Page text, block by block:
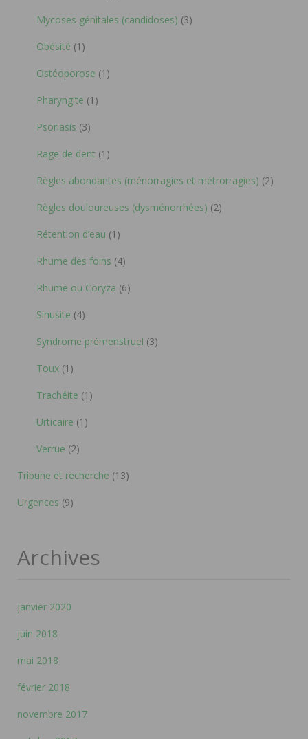
Mycoses génitales (candidoses) (3)
Obésité (1)
Ostéoporose (1)
Pharyngite (1)
Psoriasis (3)
Rage de dent (1)
Règles abondantes (ménorragies et métrorragies) (2)
Règles douloureuses (dysménorrhées) (2)
Rétention d’eau (1)
Rhume des foins (4)
Rhume ou Coryza (6)
Sinusite (4)
Syndrome prémenstruel (3)
Toux (1)
Trachéite (1)
Urticaire (1)
Verrue (2)
Tribune et recherche (13)
Urgences (9)
Archives
janvier 2020
juin 2018
mai 2018
février 2018
novembre 2017